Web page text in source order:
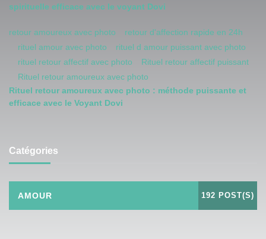
spirituelle efficace avec le voyant Dovi
retour amoureux avec photo
retour d'affection rapide en 24h
rituel amour avec photo
rituel d amour puissant avec photo
rituel retour affectif avec photo
Rituel retour affectif puissant
Rituel retour amoureux avec photo
Rituel retour amoureux avec photo : méthode puissante et
efficace avec le Voyant Dovi
Catégories
AMOUR 192 POST(S)